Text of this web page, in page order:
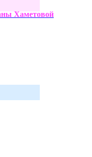
Хаметовой